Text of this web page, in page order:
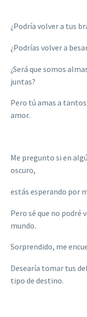
¿Podría volver a tus
¿Podrías volver a
¿Será que somos
juntas?
Pero tú amas a
amor.
Me pregunto si en
oscuro,
estás esperando por
Pero sé que no podré
mundo.
Sorprendido, me
Desearía tomar tus
tipo de destino.